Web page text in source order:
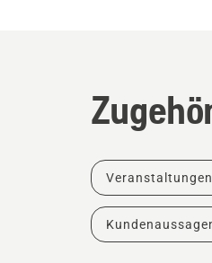
Veranstaltungen